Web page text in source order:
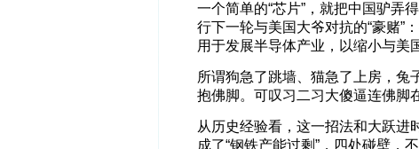
一个简单的“芯片”，就把中国驴弄
行下一轮与美国大爷对抗的“豪赌”
用于发展半导体产业，以缩小与美
所谓狗急了跳墙、猫急了上房，兔
抱佛脚。可叹习二习大傻逼连佛脚
从历史经验看，这一招法和大跃进
成了“钢铁产能过剩”，四处碰壁，